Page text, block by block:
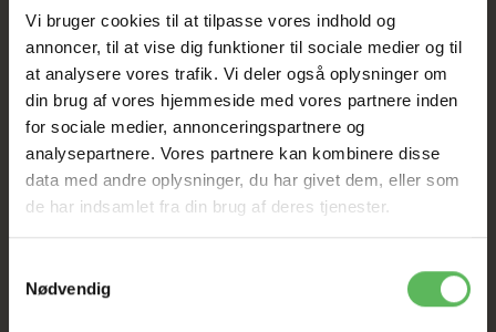
Vi bruger cookies til at tilpasse vores indhold og
annoncer, til at vise dig funktioner til sociale medier og til
at analysere vores trafik. Vi deler også oplysninger om
din brug af vores hjemmeside med vores partnere inden
for sociale medier, annonceringspartnere og
analysepartnere. Vores partnere kan kombinere disse
data med andre oplysninger, du har givet dem, eller som
de har indsamlet fra din brug af deres tjenester.
Nødvendig
Næringsindhold pr. 100 g
Næringsindhold Indhold
Energi
33,0 kcal
Råprotein
4,33g
Råfedt
0,96 g
Råaske
0,3 g
Råfibre (Træstof)0,14 g
Lækker smag – lavt fedtindhold!
Gør måltidet uimodståeligt for selv den mest kræsne
hund! Vores Tørfoder Topping med kylling tilfører